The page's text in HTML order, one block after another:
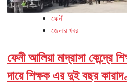
ফেনী
জেলার খবর
ফেনী আলিয়া মাদ্রাসা কেন্দ্রে
দায়ে শিক্ষক এর দুই বছর